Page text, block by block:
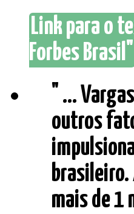
Link para o
Forbes Brasil"
" ...
outros
brasileiro.
mais de 1